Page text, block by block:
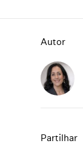
Autor
Partilhar